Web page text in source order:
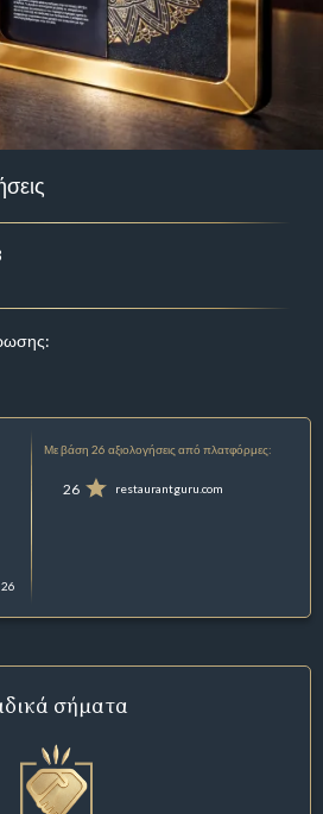
Με βάση 26 αξιολογήσεις από πλατφόρμες:
26 restaurantguru.com
σήματα